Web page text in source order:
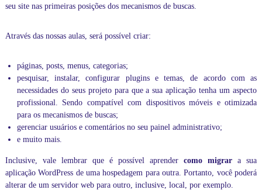
v
m
i
s
t
r
o
r
e
i
seu site nas primeiras posições dos mecanismos de buscas.
Através das nossas aulas, será possível criar:
páginas, posts, menus, categorias;
pesquisar, instalar, configurar plugins e temas, de acordo com as
necessidades do seus projeto para que a sua aplicação tenha um aspecto
profissional. Sendo compatível com dispositivos móveis e otimizada
para os mecanismos de buscas;
gerenciar usuários e comentários no seu painel administrativo;
e muito mais.
Inclusive, vale lembrar que é possível aprender como migrar a sua
aplicação WordPress de uma hospedagem para outra. Portanto, você poderá
alterar de um servidor web para outro, inclusive, local, por exemplo.